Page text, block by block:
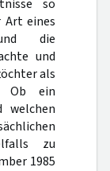
so
Art eines
die
und
als
Ob ein
welchen
zu
1985